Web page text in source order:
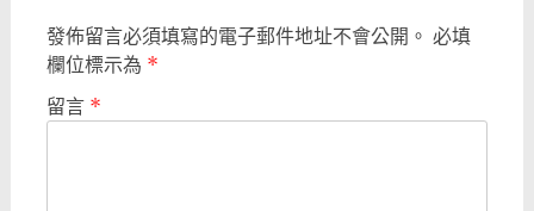
發佈留言必須填寫的電子郵件地址不會公開。 必填
欄位標示為 *
留言 *